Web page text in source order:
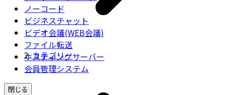
ノーコード
ビジネスチャット
ビデオ会議(WEB会議)
ファイル転送
ホスティングサーバー
会員管理システム
閉じる
カテゴリー